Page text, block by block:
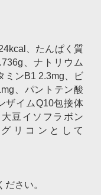
、たんぱく質
、ナトリウム
ミンB1 2.3mg、ビ
、パントテン酸
ザイムQ10包接体
豆イソフラボン
リコンとして
さい。